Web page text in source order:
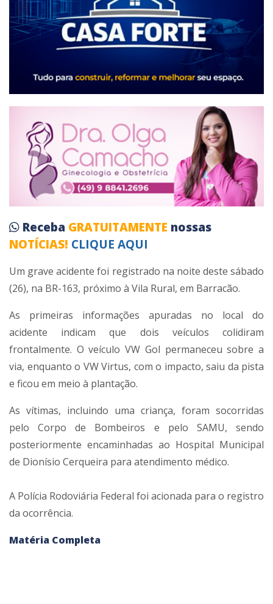
Receba GRATUITAMENTE nossas
NOTÍCIAS! CLIQUE AQUI
Um grave acidente foi registrado na noite deste sábado
(26), na BR-163, próximo à Vila Rural, em Barracão.
As primeiras informações apuradas no local do
acidente indicam que dois veículos colidiram
frontalmente. O veículo VW Gol permaneceu sobre a
via, enquanto o VW Virtus, com o impacto, saiu da pista
e ficou em meio à plantação.
As vítimas, incluindo uma criança, foram socorridas
pelo Corpo de Bombeiros e pelo SAMU, sendo
posteriormente encaminhadas ao Hospital Municipal
de Dionísio Cerqueira para atendimento médico.
A Polícia Rodoviária Federal foi acionada para o registro
da ocorrência.
Matéria Completa